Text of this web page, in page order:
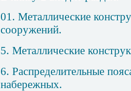
01. Металлические
сооружений.
5. Металлические
6. Распределительные
набережных.